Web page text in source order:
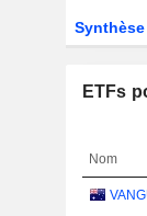
Synthèse
ETFs
Nom